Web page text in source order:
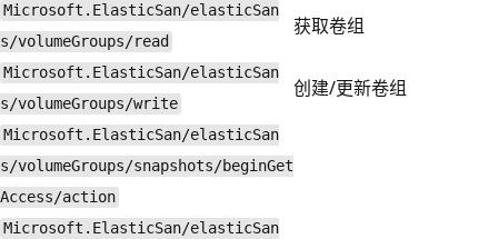
Microsoft.ElasticSan/elasticSan
s/volumeGroups/read
获取卷组
Microsoft.ElasticSan/elasticSan
s/volumeGroups/write
创建/更新卷组
Microsoft.ElasticSan/elasticSan
s/volumeGroups/snapshots/beginGet
Access/action
Microsoft.ElasticSan/elasticSan